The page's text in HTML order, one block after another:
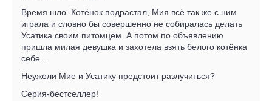
Время шло. Котёнок подрастал, Мия всё так же с ним
играла и словно бы совершенно не собиралась делать
Усатика своим питомцем. А потом по объявлению
пришла милая девушка и захотела взять белого котёнка
себе…
Неужели Мие и Усатику предстоит разлучиться?
Серия-бестселлер!